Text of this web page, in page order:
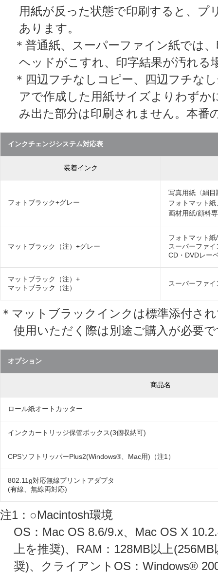
用紙が反った状態で印刷すると、
あります。
＊普通紙、スーパーファイン紙では
ヘッドがこすれ、印字結果が汚れる
＊四辺フチなしコピー、四辺フチな
アで作成した用紙サイズよりわず
み出た部分は印刷されません。本番
インクチェンジシステム対応表
装着インク
フォトブラック+グレー
写真用紙〈絹
フォトマット
画材用紙/顔料
マットブラック（注）+グレー
フォトマット
スーパーファ
CD・DVDレー
マットブラック（注）+
マットブラック（注）
スーパーファ
＊マットブラックインクは標準添付さ
使用いただく際は別途ご購入が必要
オプション
商品名
ロール紙オートカッター
インクカートリッジ保管ボックス(3個収納可)
CPSソフトリッパーPlus2(Windows®、Mac用)（注1）
802.11g対応無線プリントアダプタ
(有線、無線両対応)
注1：○Macintosh環境
OS：Mac OS 8.6/9.x、Mac OS X
上を推奨)、RAM：128MB以上
奨)、クライアントOS：Windows®